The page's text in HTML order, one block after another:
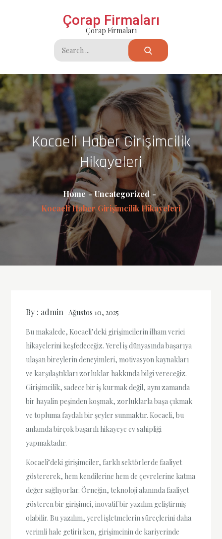
Çorap Firmaları
Çorap Firmaları
Search
for:
Kocaeli Haber Girişimcilik
Hikayeleri
Home
Uncategorized
Kocaeli Haber Girişimcilik Hikayeleri
By : admin Ağustos 10, 2025
Bu makalede, Kocaeli’deki girişimcilerin ilham verici
hikayelerini keşfedeceğiz. Yerel iş dünyasında başarıya
ulaşan bireylerin deneyimleri, motivasyon kaynakları
ve karşılaştıkları zorluklar hakkında bilgi vereceğiz.
Girişimcilik, sadece bir iş kurmak değil, aynı zamanda
bir hayalin peşinden koşmak, zorluklarla başa çıkmak
ve topluma faydalı bir şeyler sunmaktır. Kocaeli, bu
anlamda birçok başarılı hikayeye ev sahipliği
yapmaktadır.
Kocaeli’deki girişimciler, farklı sektörlerde faaliyet
göstererek, hem kendilerine hem de çevrelerine katma
değer sağlıyorlar. Örneğin, teknoloji alanında faaliyet
gösteren bir girişimci, inovatif bir yazılım geliştirmiş
olabilir. Bu yazılım, yerel işletmelerin süreçlerini daha
verimli hale getirirken, girişimcinin de kariyerinde